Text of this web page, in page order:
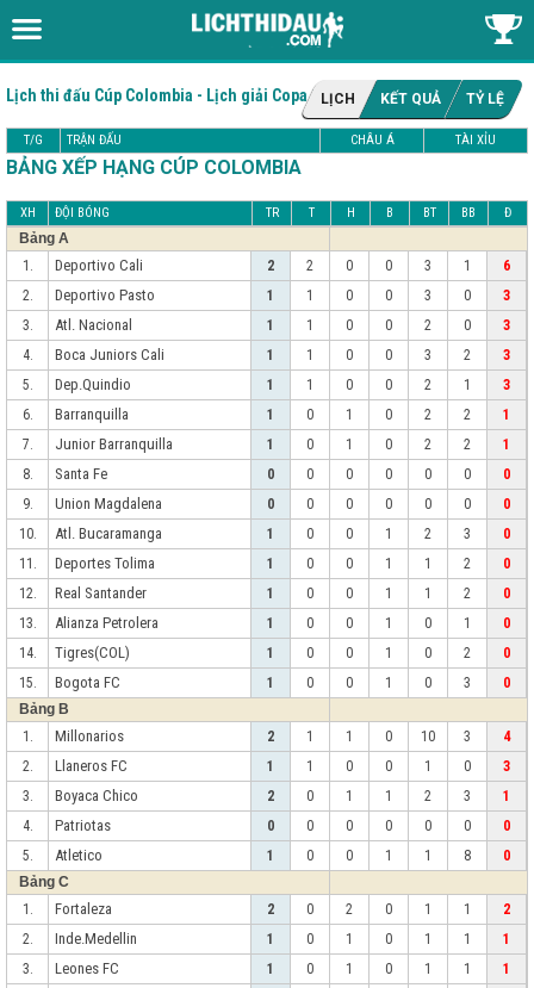
Lịch thi đấu Cúp Colombia - Lịch giải Copa Colombia
LỊCH KẾT QUẢ TỶ LỆ
T/G TRẬN ĐẤU CHÂU Á TÀI XỈU
BẢNG XẾP HẠNG CÚP COLOMBIA
XH ĐỘI BÓNG TR T H B BT BB Đ
Bảng A
1.
Deportivo Cali 2 2 0 0 3 1
6
2.
Deportivo Pasto 1 1 0 0 3 0
3
3.
Atl. Nacional 1 1 0 0 2 0
3
4.
Boca Juniors Cali 1 1 0 0 3 2
3
5.
Dep.Quindio 1 1 0 0 2 1
3
6.
Barranquilla 1 0 1 0 2 2
1
7.
Junior Barranquilla 1 0 1 0 2 2
1
8.
Santa Fe 0 0 0 0 0 0
0
9.
Union Magdalena 0 0 0 0 0 0
0
10.
Atl. Bucaramanga 1 0 0 1 2 3
0
11.
Deportes Tolima 1 0 0 1 1 2
0
12.
Real Santander 1 0 0 1 1 2
0
13.
Alianza Petrolera 1 0 0 1 0 1
0
14.
Tigres(COL) 1 0 0 1 0 2
0
15.
Bogota FC 1 0 0 1 0 3
0
Bảng B
1.
Millonarios 2 1 1 0 10 3
4
2.
Llaneros FC 1 1 0 0 1 0
3
3.
Boyaca Chico 2 0 1 1 2 3
1
4.
Patriotas 0 0 0 0 0 0
0
5.
Atletico 1 0 0 1 1 8
0
Bảng C
1.
Fortaleza 2 0 2 0 1 1
2
2.
Inde.Medellin 1 0 1 0 1 1
1
3.
Leones FC 1 0 1 0 1 1
1